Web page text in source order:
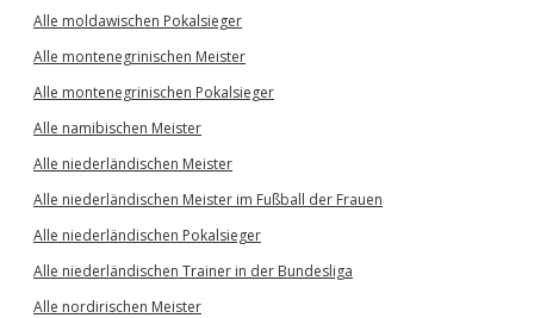
Alle moldawischen Pokalsieger
Alle montenegrinischen Meister
Alle montenegrinischen Pokalsieger
Alle namibischen Meister
Alle niederländischen Meister
Alle niederländischen Meister im Fußball der Frauen
Alle niederländischen Pokalsieger
Alle niederländischen Trainer in der Bundesliga
Alle nordirischen Meister